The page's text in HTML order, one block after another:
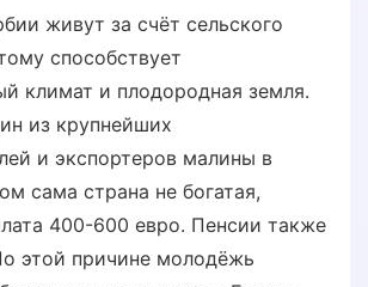
живут за счёт сельского
способствует
климат и плодородная земля.
из крупнейших
и экспортеров малины в
сама страна не богатая,
400-600 евро. Пенсии также
этой причине молодёжь